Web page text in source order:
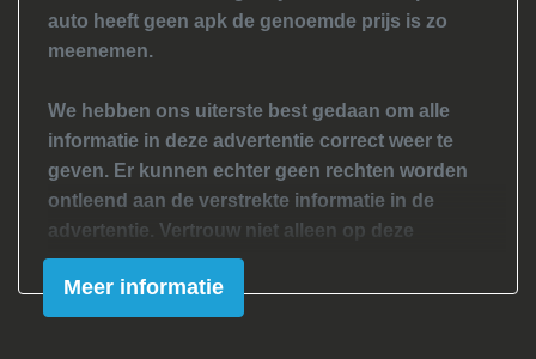
auto heeft geen apk de genoemde prijs is zo
meenemen.
We hebben ons uiterste best gedaan om alle
informatie in deze advertentie correct weer te
geven. Er kunnen echter geen rechten worden
ontleend aan de verstrekte informatie in de
advertentie. Vertrouw niet alleen op deze
informatie maar controleer altijd zelf de zaken
welke voor jouw belangrijk zijn en je beslissing
zouden kunnen beïnvloeden. Neem contact op
Meer informatie